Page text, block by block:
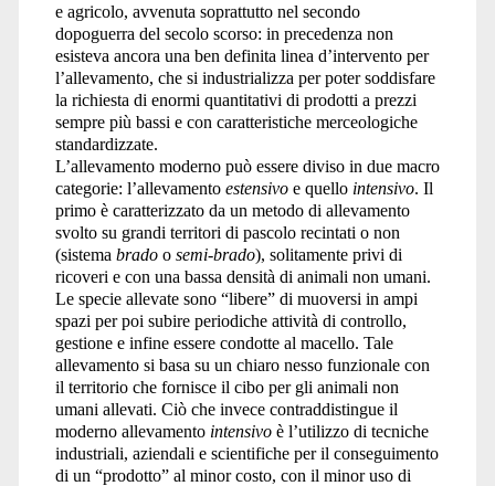
e agricolo, avvenuta soprattutto nel secondo
dopoguerra del secolo scorso: in precedenza non
esisteva ancora una ben definita linea d’intervento per
l’allevamento, che si industrializza per poter soddisfare
la richiesta di enormi quantitativi di prodotti a prezzi
sempre più bassi e con caratteristiche merceologiche
standardizzate.
L’allevamento moderno può essere diviso in due macro
categorie: l’allevamento estensivoe quello intensivo. Il
primo è caratterizzato da un metodo di allevamento
svolto su grandi territori di pascolo recintati o non
(sistema bradoo semi-brado), solitamente privi di
ricoveri e con una bassa densità di animali non umani.
Le specie allevate sono “libere” di muoversi in ampi
spazi per poi subire periodiche attività di controllo,
gestione e infine essere condotte al macello. Tale
allevamento si basa su un chiaro nesso funzionale con
il territorio che fornisce il cibo per gli animali non
umani allevati. Ciò che invece contraddistingue il
moderno allevamento intensivoè l’utilizzo di tecniche
industriali, aziendali e scientifiche per il conseguimento
di un “prodotto” al minor costo, con il minor uso di